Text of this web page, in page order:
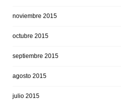
noviembre 2015
octubre 2015
septiembre 2015
agosto 2015
julio 2015